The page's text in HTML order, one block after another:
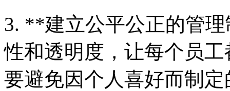
3. **建立公平公正的管
性和透明度，让每个员
要避免因个人喜好而制